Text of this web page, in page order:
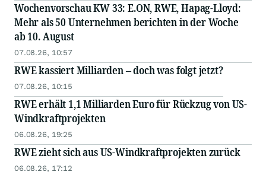
Wochenvorschau KW 33: E.ON, RWE, Hapag-Lloyd:
Mehr als 50 Unternehmen berichten in der Woche
ab 10. August
07.08.26, 10:57
RWE kassiert Milliarden – doch was folgt jetzt?
07.08.26, 10:15
RWE erhält 1,1 Milliarden Euro für Rückzug von US-
Windkraftprojekten
06.08.26, 19:25
RWE zieht sich aus US-Windkraftprojekten zurück
06.08.26, 17:12